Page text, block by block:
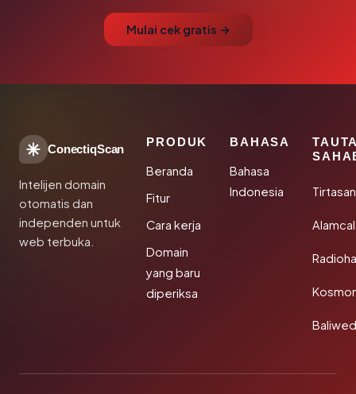
Mulai cek gratis →
ConectiqScan
Intelijen domain
otomatis dan
independen untuk
web terbuka.
PRODUK
Beranda
Fitur
Cara kerja
Domain
yang baru
diperiksa
BAHASA
Bahasa
Indonesia